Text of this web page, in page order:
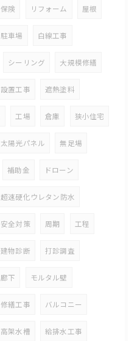
保険 リフォーム 屋根
駐車場 白線工事
シーリング 大規模修繕
設置工事 遮熱塗料
工場 倉庫 狭小住宅
太陽光パネル 無足場
補助金 ドローン
超速硬化ウレタン防水
安全対策 周期 工程
建物診断 打診調査
廊下 モルタル壁
修繕工事 バルコニー
高架水槽 給排水工事